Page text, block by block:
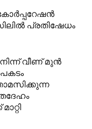
പ്രതിഷേധം
വീണ് മുൻ